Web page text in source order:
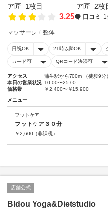
3.25 口コミ 1
マッサージ 整体
日祝OK 21時以降OK
カード可 QRコード決済可
アクセス
蒲生駅から700m （徒歩9分）
本日の営業状況 10:00〜25:00
価格帯
￥2,400〜￥15,900
メニュー
フットケア
フットケア３０分
￥2,600 （非課税）
店舗公式
BIdou Yoga&Dietstudio